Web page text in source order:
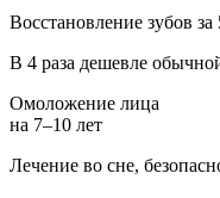
Восстановление зубов за
В 4 раза дешевле
Омоложение лица
на 7–10 лет
Лечение во сне,